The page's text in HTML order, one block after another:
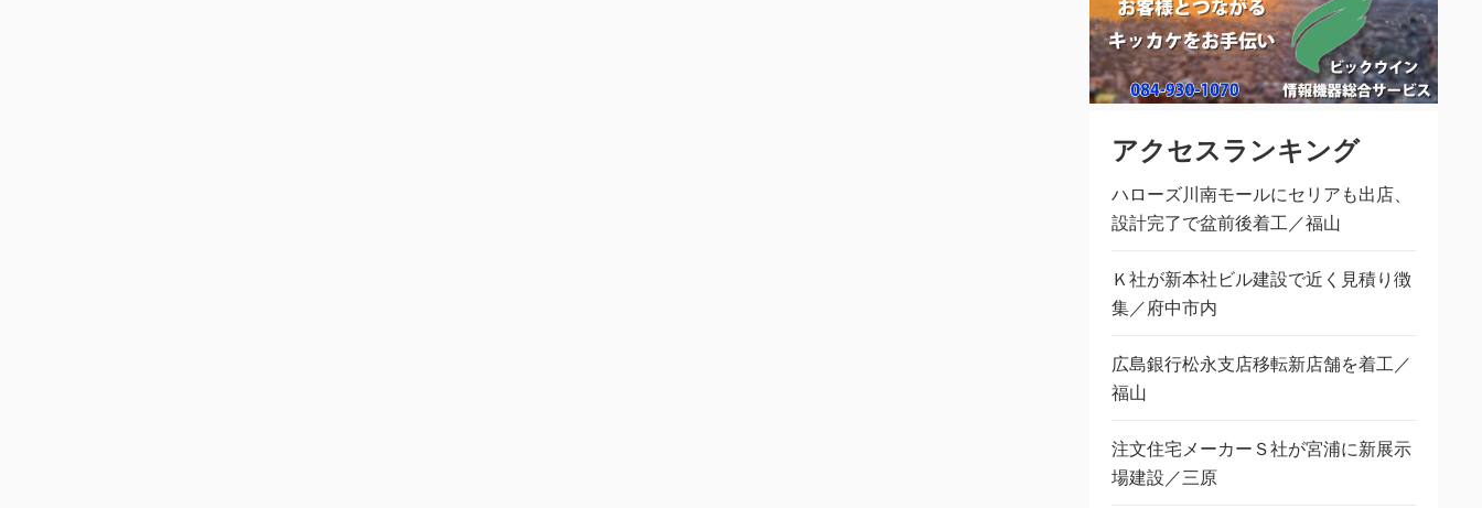
アクセスランキング
ハローズ川南モールにセリアも出店、
設計完了で盆前後着工／福山
Ｋ社が新本社ビル建設で近く見積り徴
集／府中市内
広島銀行松永支店移転新店舗を着工／
福山
注文住宅メーカーＳ社が宮浦に新展示
場建設／三原